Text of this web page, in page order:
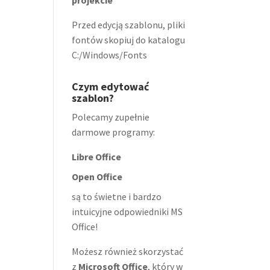
Przed edycją szablonu, pliki
fontów skopiuj do katalogu
C:/Windows/Fonts
Czym edytować
szablon?
Polecamy zupełnie
darmowe programy:
Libre Office
Open Office
są to świetne i bardzo
intuicyjne odpowiedniki MS
Office!
Możesz również skorzystać
z Microsoft Office, który w